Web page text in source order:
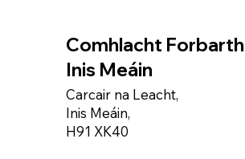
Comhlacht
Inis Meáin
Carcair na Leacht,
Inis Meáin,
H91 XK40